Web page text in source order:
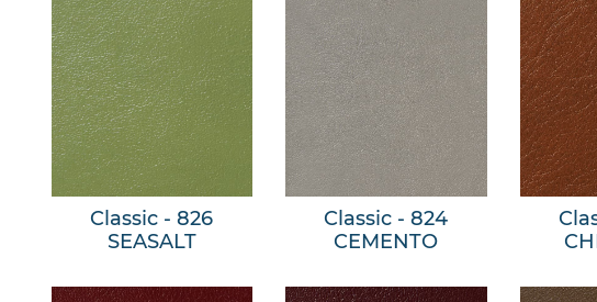
Classic - 826
SEASALT
Classic - 824
CEMENTO